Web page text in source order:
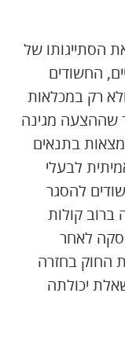
הסתייגותו של
החשודים
רק במכלאות
שההצעה מגינה
בתנאים
לבעלי
להסגר
ברוב קולות
לאחר
החוק בחזרה
יכולתה